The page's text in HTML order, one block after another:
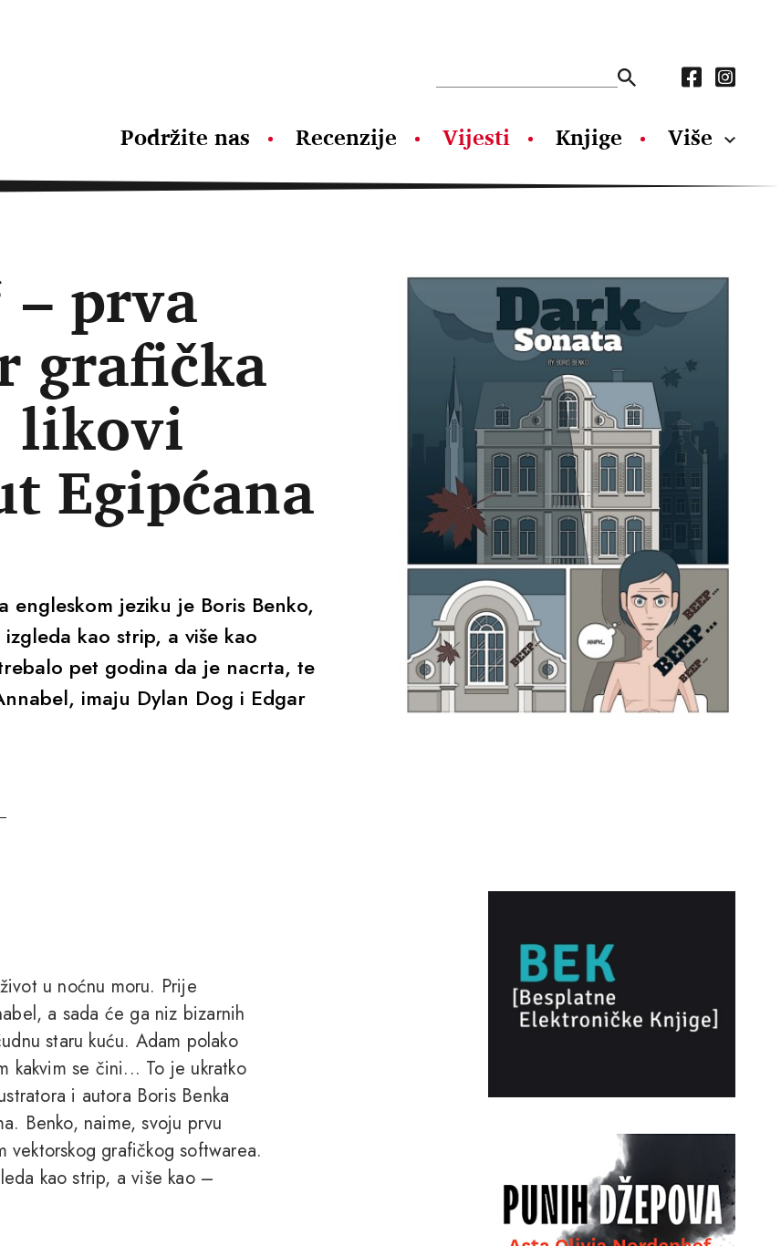
Podržite nas Recenzije Vijesti Knjige Više
– prva
grafička
likovi
Egipćana
jeziku je Boris Benko,
kao strip, a više kao
pet godina da je nacrta, te
imaju Dylan Dog i Edgar
u noćnu moru. Prije
a sada će ga niz bizarnih
staru kuću. Adam polako
kakvim se čini... To je ukratko
i autora Boris Benka
Benko, naime, svoju prvu
grafičkog softwarea.
kao strip, a više kao –